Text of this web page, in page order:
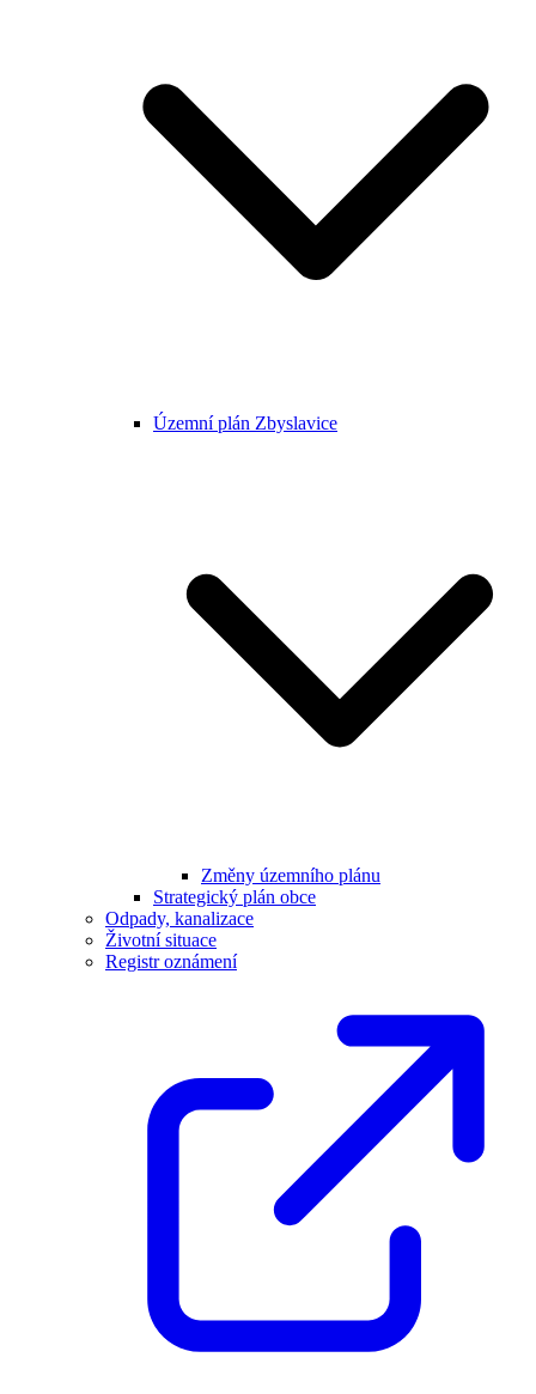
Územní plán Zbyslavice
Změny územního plánu
Strategický plán obce
Odpady, kanalizace
Životní situace
Registr oznámení